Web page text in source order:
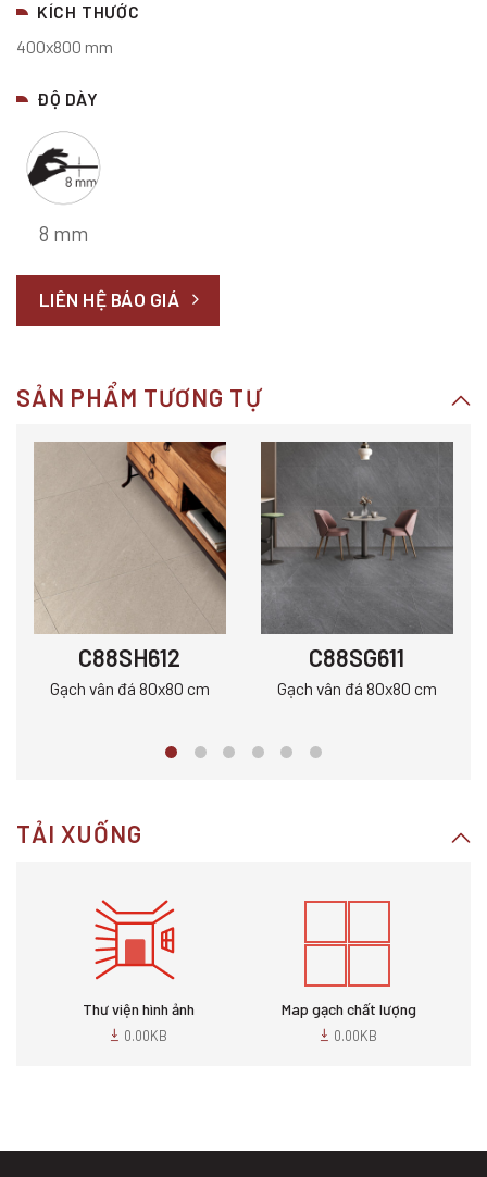
KÍCH THƯỚC
400x800 mm
ĐỘ DÀY
8 mm
LIÊN HỆ BÁO GIÁ
SẢN PHẨM TƯƠNG TỰ
C88SH612
Gạch vân đá 80x80 cm
C88SG611
Gạch vân đá 80x80 cm
TẢI XUỐNG
Thư viện hình ảnh
0.00KB
Map gạch chất lượng
0.00KB